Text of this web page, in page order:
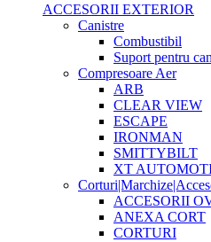
ACCESORII EXTERIOR
Canistre
Combustibil
Suport pentru
Compresoare Aer
ARB
CLEAR VIEW
ESCAPE
IRONMAN
SMITTYBILT
XT
ACCESORII
ANEXA CORT
CORTURI